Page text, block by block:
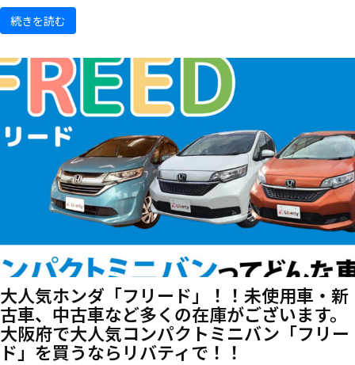
続きを読む
大人気ホンダ「フリード」！！未使用車・新
古車、中古車など多くの在庫がございます。
大阪府で大人気コンパクトミニバン「フリー
ド」を買うならリバティで！！